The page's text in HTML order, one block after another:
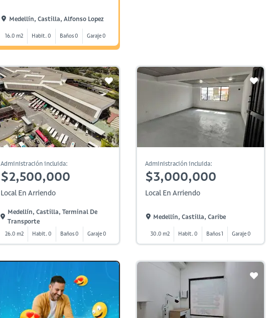
Medellín, Castilla, Alfonso Lopez
16.0 m2 Habit. 0 Baños 0 Garaje 0
Administración incluida:
$2,500,000
Local En Arriendo
Medellín, Castilla, Terminal De
Transporte
26.0 m2 Habit. 0 Baños 0 Garaje 0
Administración incluida:
$3,000,000
Local En Arriendo
Medellín, Castilla, Caribe
30.0 m2 Habit. 0 Baños 1 Garaje 0